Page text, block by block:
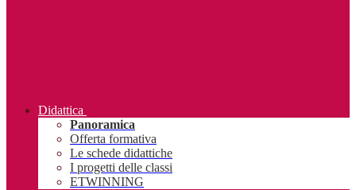
Didattica
Panoramica
Offerta formativa
Le schede didattiche
I progetti delle classi
ETWINNING